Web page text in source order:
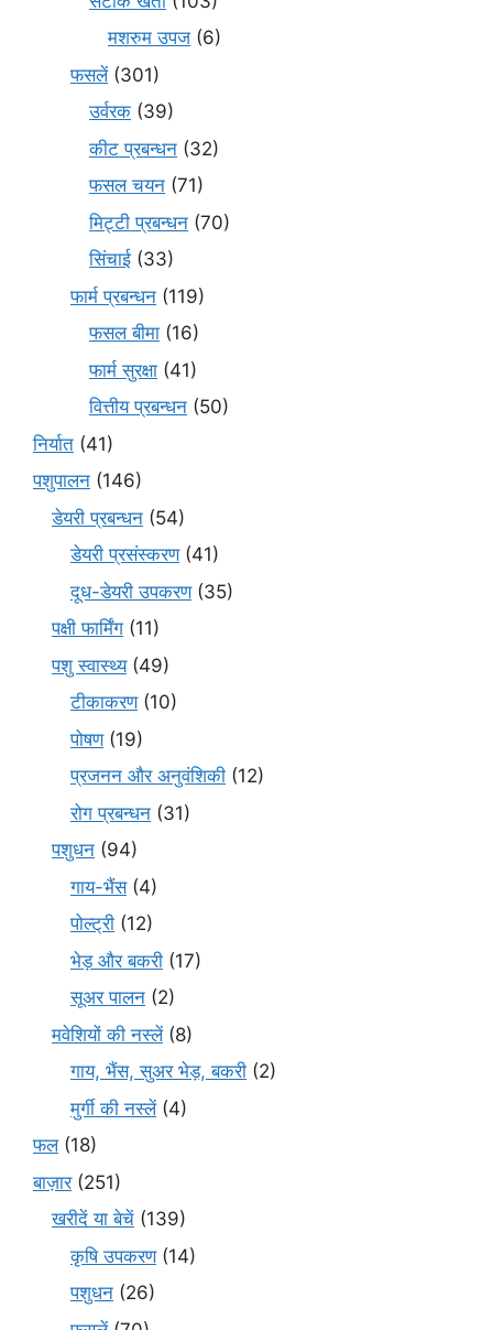
मशरुम उपज (6)
फसलें(301)
उर्वरक (39)
कीट प्रबन्धन (32)
फसल चयन (71)
मि‌ट्टी प्रबन्धन (70)
सिंचाई (33)
फार्म प्रबन्धन (119)
फसल बीमा (16)
फार्म सुरक्षा (41)
वित्तीय प्रबन्धन (50)
निर्यात (41)
पशुपालन (146)
डेयरी प्रबन्धन (54)
डेयरी प्रसंस्करण(41)
दूध-डेयरी उपकरण(35)
पक्षी फार्मिंग (11)
पशु स्वास्थ्य(49)
टीकाकरण(10)
पोषण(19)
प्रजनन और अनुवंशिकी (12)
रोग प्रबन्धन (31)
पशुधन (94)
गाय-भैंस(4)
पोल्ट्री (12)
भेड़ और बकरी (17)
सूअर पालन (2)
मवेशियों की नस्लें(8)
गाय, भैंस, सुअर भेड़, बकरी (2)
मुर्गी की नस्लें(4)
फल(18)
बाज़ार(251)
खरीदें या बेचें (139)
कृषि उपकरण(14)
पशुधन (26)